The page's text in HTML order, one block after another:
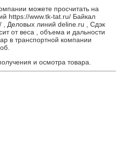
можете просчитать на
https://www.tk-tat.ru/ Байкал
, Деловых линий deline.ru , Сдэк
от веса , объема и дальности
в транспортной компании
и осмотра товара.